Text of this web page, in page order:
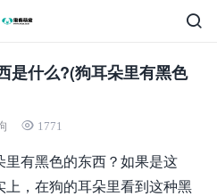
是什么?(狗耳朵里有黑色
1771
有黑色的东西？如果是这
，在狗的耳朵里看到这种黑